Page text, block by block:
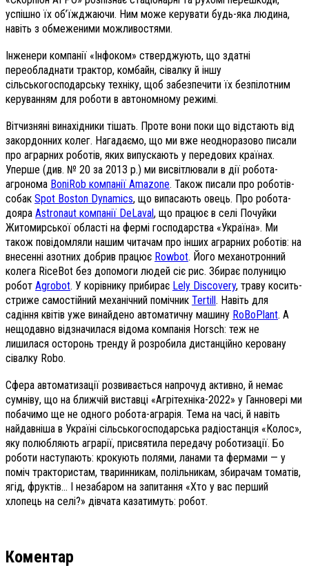
успішно їх об’їжджаючи. Ним може керувати будь-яка людина,
навіть з обмеженими можливостями.
Інженери компанії «Інфоком» стверджують, що здатні
переобладнати трактор, комбайн, сівалку й іншу
сільськогосподарську техніку, щоб забезпечити їх безпілотним
керуванням для роботи в автономному режимі.
Вітчизняні винахідники тішать. Проте вони поки що відстають від
закордонних колег. Нагадаємо, що ми вже неодноразово писали
про аграрних роботів, яких випускають у передових країнах.
Уперше (див. № 20 за 2013 р.) ми висвітлювали в дії робота­
агронома BoniRob компанії Amazone. Також писали про роботів-
собак Spot Boston Dynamics, що випасають овець. Про робота-
дояра Astronaut компанії DeLaval, що працює в селі Почуйки
Житомирської області на фермі господарства «Україна». Ми
також повідомляли нашим читачам про інших аграрних роботів: на
внесенні азотних добрив працює Rowbot. Його механотронний
колега RіceBot без допомоги людей сіє рис. Збирає полуницю
робот Agrobot. У корівнику прибирає Lely Discovery, траву косить-
стриже самостійний механічний помічник Tertill. Навіть для
садіння квітів уже винайдено автоматичну машину RoBoPlant. А
нещодавно відзначилася відома компанія Horsch: теж не
лишилася осторонь тренду й розробила дистанційно керовану
сівалку Robo.
Сфера автоматизації розвивається напрочуд активно, й немає
сумніву, що на ближчій виставці «Агрітехніка-2022» у Ганновері ми
побачимо ще не одного робота-аграрія. Тема на часі, й навіть
найдавніша в Україні сільськогосподарська радіостанція «Колос»,
яку полюбляють аграрії, присвятила передачу роботизації. Бо
роботи наступають: крокують полями, ланами та фермами — у
поміч трактористам, тваринникам, полільникам, збирачам томатів,
ягід, фруктів… І незабаром на запитання «Хто у вас перший
хлопець на селі?» дівчата казатимуть: робот.
Коментар